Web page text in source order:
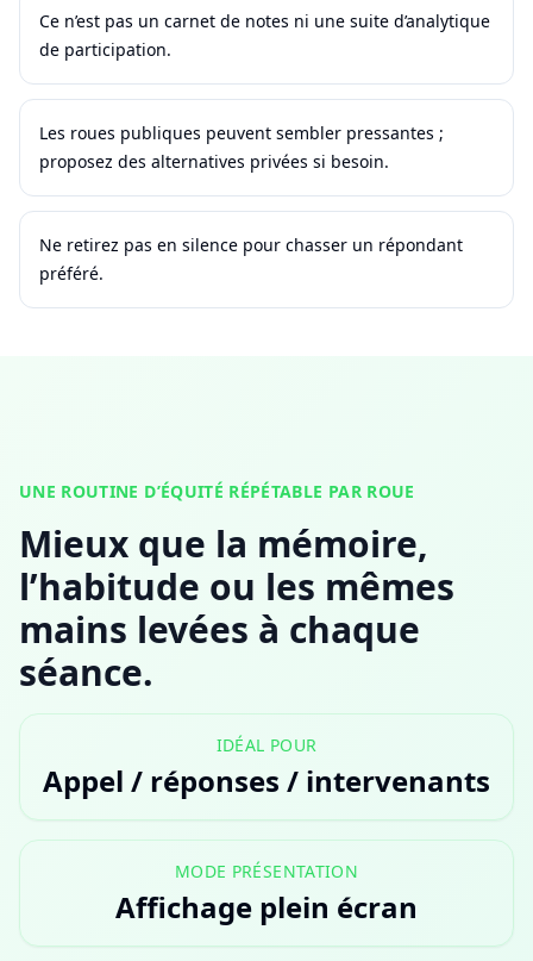
Ce n’est pas un carnet de notes ni une suite d’analytique
de participation.
Les roues publiques peuvent sembler pressantes ;
proposez des alternatives privées si besoin.
Ne retirez pas en silence pour chasser un répondant
préféré.
UNE ROUTINE D’ÉQUITÉ RÉPÉTABLE PAR ROUE
Mieux que la mémoire,
l’habitude ou les mêmes
mains levées à chaque
séance.
IDÉAL POUR
Appel / réponses / intervenants
MODE PRÉSENTATION
Affichage plein écran